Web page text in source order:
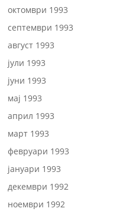
октомври 1993
септември 1993
август 1993
јули 1993
јуни 1993
мај 1993
април 1993
март 1993
февруари 1993
јануари 1993
декември 1992
ноември 1992